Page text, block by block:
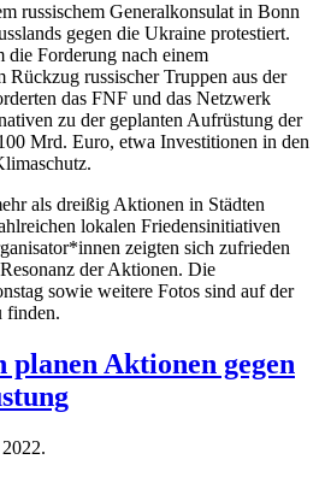
russischem Generalkonsulat in Bonn
gegen die Ukraine protestiert.
die Forderung nach einem
russischer Truppen aus der
das FNF und das Netzwerk
zu der geplanten Aufrüstung der
Mrd. Euro, etwa Investitionen in den
als dreißig Aktionen in Städten
lokalen Friedensinitiativen
zeigten sich zufrieden
der Aktionen. Die
sowie weitere Fotos sind auf der
finden.
planen Aktionen gegen
.